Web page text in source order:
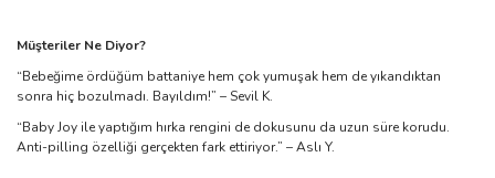
Müşteriler Ne Diyor?
“Bebeğime ördüğüm battaniye hem çok yumuşak hem de yıkandıktan
sonra hiç bozulmadı. Bayıldım!” – Sevil K.
“Baby Joy ile yaptığım hırka rengini de dokusunu da uzun süre korudu.
Anti-pilling özelliği gerçekten fark ettiriyor.” – Aslı Y.